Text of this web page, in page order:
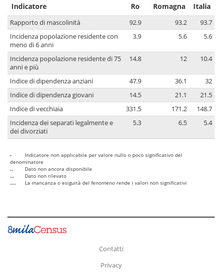
Indicatore Ro
Romagna
Italia
Rapporto di mascolinità 92.9 93.2
93.7
Incidenza popolazione residente con
meno di 6 anni
3.9 5.6 5.6
Incidenza popolazione residente di 75
anni e più
14.8 12 10.4
Indice di dipendenza anziani 47.9 36.1
32
Indice di dipendenza giovani
14.5 21.1
21.5
Indice di vecchiaia
331.5 171.2
148.7
Incidenza dei separati legalmente e
dei divorziati
5.3 6.5 5.4
-
Indicatore non applicabile per valore nullo o poco significativo del
denominatore
..
Dato non ancora disponibile
...
Dato non rilevato
....
La mancanza o esiguità del fenomeno rende i valori non significativi
Contatti
Privacy